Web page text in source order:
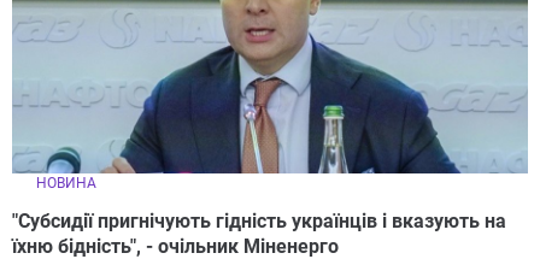
НОВИНА
"Субсидії пригнічують гідність українців і вказують на
їхню бідність", - очільник Міненерго